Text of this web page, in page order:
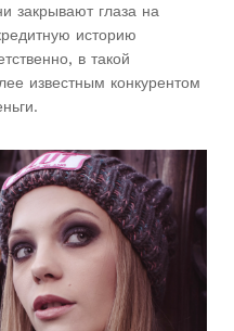
закрывают глаза на
историю
в такой
известным конкурентом